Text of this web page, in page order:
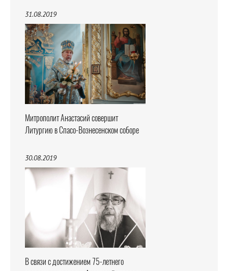
31.08.2019
Митрополит Анастасий совершит
Литургию в Спасо-Вознесенском соборе
30.08.2019
В связи с достижением 75-летнего